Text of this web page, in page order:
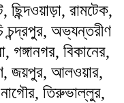
রামটেক,
চন্দ্রপুর, অভ্যন্তরীণ
গঙ্গানগর, বিকানের,
জয়পুর, আলওয়ার,
তিরুভাল্লুর,